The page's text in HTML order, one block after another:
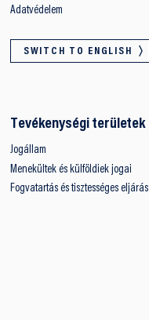
Adatvédelem
SWITCH TO ENGLISH
Tevékenységi területek
Jogállam
Menekültek és külföldiek jogai
Fogvatartás és tisztességes eljárás